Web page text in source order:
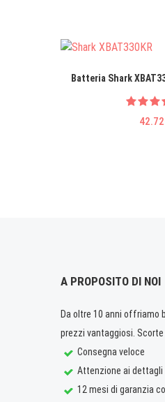
Batteria Shark
A PROPOSITO DI NOI
Da oltre 10 anni offriamo
prezzi vantaggiosi.
Consegna veloce
Attenzione ai dettagli
12 mesi di garanzia